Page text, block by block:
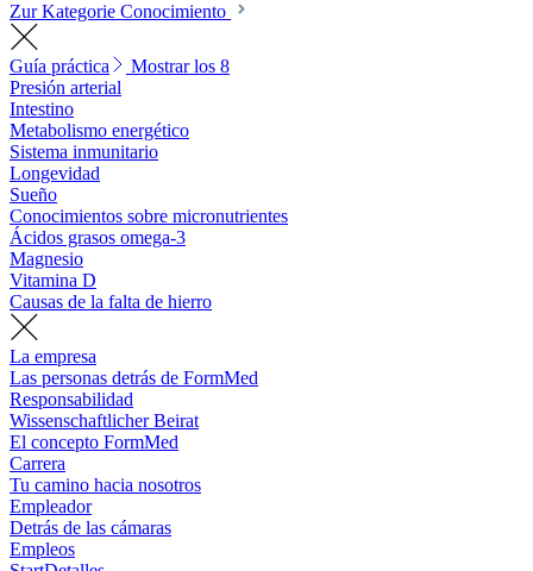
Zur Kategorie Conocimiento
Guía práctica
Mostrar los 8
Presión arterial
Intestino
Metabolismo energético
Sistema inmunitario
Longevidad
Sueño
Conocimientos sobre micronutrientes
Ácidos grasos omega-3
Magnesio
Vitamina D
Causas de la falta de hierro
La empresa
Las personas detrás de FormMed
Responsabilidad
Wissenschaftlicher Beirat
El concepto FormMed
Carrera
Tu camino hacia nosotros
Empleador
Detrás de las cámaras
Empleos